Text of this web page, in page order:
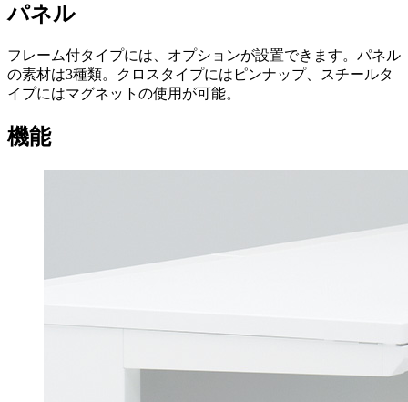
パネル
フレーム付タイプには、オプションが設置できます。パネル
の素材は3種類。クロスタイプにはピンナップ、スチールタ
イプにはマグネットの使用が可能。
機能